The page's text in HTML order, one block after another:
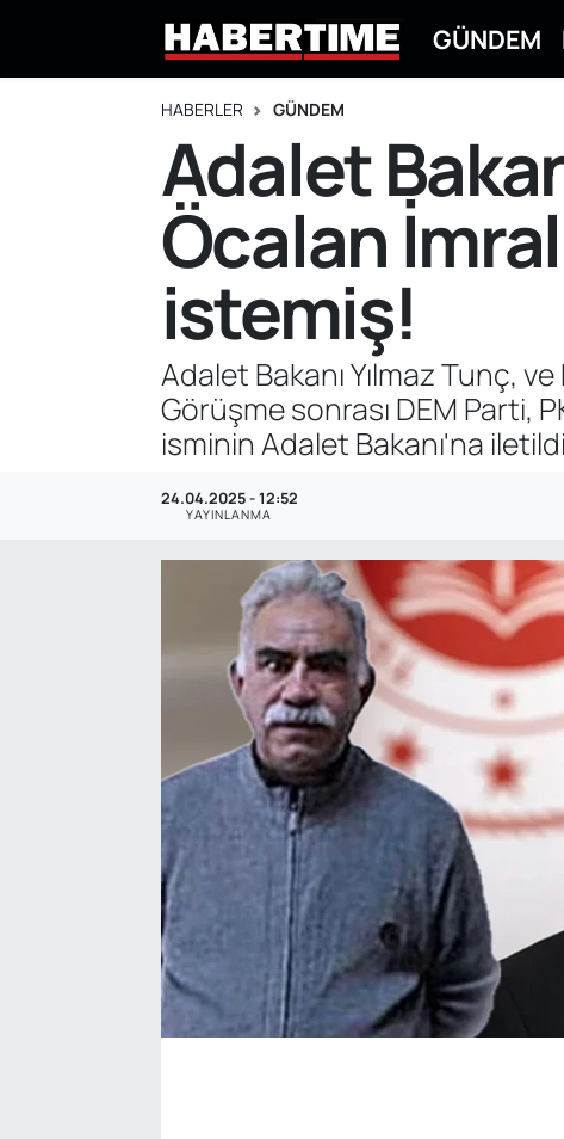
GÜNDEM
HABERLER GÜNDEM
Adalet
Öcalan
istemiş!
Adalet Bakanı Yılmaz Tunç,
Görüşme sonrası DEM Parti,
isminin Adalet Bakanı'na
24.04.2025 - 12:52
YAYINLANMA
Eskişehir Hava Durumu
Eskişehir Namaz Vakitleri
Eskişehir Trafik Yoğunluk Haritası
Süper Lig Puan Durumu ve Fikstür
Tüm Manşetler
Son Dakika Haberleri